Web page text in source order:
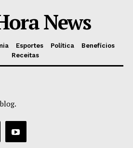
News
Esportes Política
Benefícios
Receitas